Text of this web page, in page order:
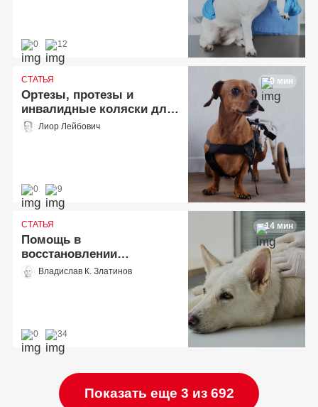
0 12
9 мин
СТАТЬЯ
Ортезы, протезы и
инвалидные коляски для
реабилитации
Лиор Лейбович
0 9
14 мин
СТАТЬЯ
Помощь в
восстановлении
спинального пациента
Владислав К. Златинов
0 34
Показать еще 3 из 692